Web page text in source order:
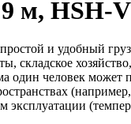
м, HSH-V
и удобный
складское
один человек
эксплуатации